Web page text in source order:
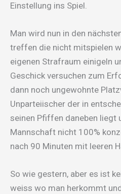
Einstellung ins Spiel.
Man wird nun in den
treffen die nicht mitspielen
eigenen Strafraum einigeln
Geschick versuchen zum
dann noch ungewohnte
Unparteiischer der in
seinen Pfiffen daneben liegt
Mannschaft nicht 100%
nach 90 Minuten mit leeren
So wie gestern, aber es ist
weiss wo man herkommt